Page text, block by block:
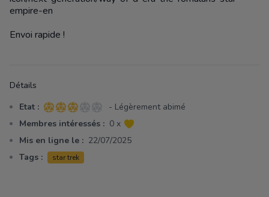
empire-en
Envoi rapide !
Détails
Etat : 3 sur 5 étoiles
- Légèrement abimé
Membres intéressés : 0 x
Mis en ligne le : 22/07/2025
Tags :
star trek